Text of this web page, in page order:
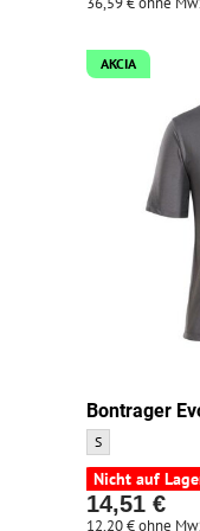
AKCIA
Bontrager
Bontrager Evoke
S
Nicht auf
14,51 €
12,20 €ohne